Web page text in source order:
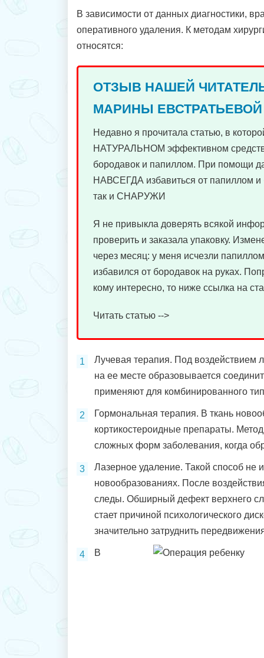
В зависимости от данных диагностики,
оперативного удаления. К методам
относятся:
ОТЗЫВ НАШЕЙ
МАРИНЫ ЕВСТРАТЬЕВОЙ
Недавно я прочитала статью, в
НАТУРАЛЬНОМ эффективном
бородавок и папиллом. При помощи
НАВСЕГДА избавиться от папиллом
так и СНАРУЖИ
Я не привыкла доверять всякой
проверить и заказала упаковку.
через месяц: у меня исчезли
избавился от бородавок на руках.
кому интересно, то ниже ссылка на
Читать статью -->
Лучевая терапия. Под воздействием
на ее месте образовывается
применяют для комбинированного
Гормональная терапия. В ткань
кортикостероидные препараты.
сложных форм заболевания, когда
Лазерное удаление. Такой способ не
новообразованиях. После
следы. Обширный дефект верхнего
стает причиной психологического
значительно затруднить
В